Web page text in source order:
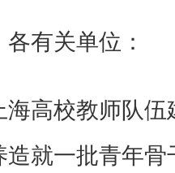
有关单位：
校教师队伍
造就一批青年